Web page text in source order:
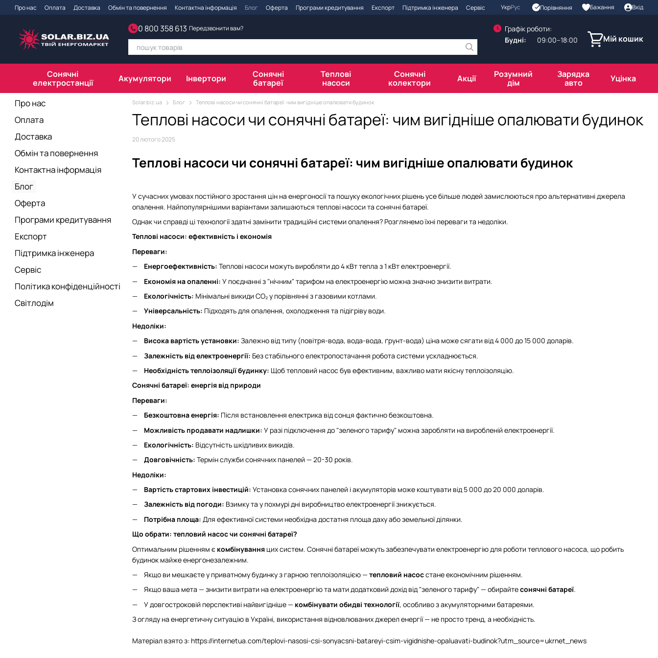
Перейти до основного контенту
Про нас Оплата Доставка Обмін та повернення Контактна інформація Блог Оферта Програми кредитування Експорт Підтримка інженера
Сервіс
Політика конфіденційності
Світлодім
УкрРус Порівняння Бажання Вхід
0 800 358 613 Передзвонити вам?
Графік роботи:
Будні:
09:00–18:00 Мій кошик
Сонячні
електростанції
Акумулятори Інвертори
Сонячні
батареї
Теплові
насоси
Сонячні
колектори
Акції
Розумний
дім
Зарядка
авто
Уцінка
Solar.biz.ua Блог Теплові насоси чи сонячні батареї: чим вигідніше опалювати будинок
Теплові насоси чи сонячні батареї: чим вигідніше опалювати будинок
20 лютого 2025
Теплові насоси чи сонячні батареї: чим вигідніше опалювати будинок
У сучасних умовах постійного зростання цін на енергоносії та пошуку екологічних рішень усе більше людей замислюються про альтернативні джерела
опалення. Найпопулярнішими варіантами залишаються теплові насоси та сонячні батареї.
Однак чи справді ці технології здатні замінити традиційні системи опалення? Розглянемо їхні переваги та недоліки.
Теплові насоси: ефективність і економія
Переваги:
Енергоефективність: Теплові насоси можуть виробляти до 4 кВт тепла з 1 кВт електроенергії.
Економія на опаленні: У поєднанні з "нічним" тарифом на електроенергію можна значно знизити витрати.
Екологічність: Мінімальні викиди CO₂ у порівнянні з газовими котлами.
Універсальність: Підходять для опалення, охолодження та підігріву води.
Недоліки:
Висока вартість установки: Залежно від типу (повітря-вода, вода-вода, ґрунт-вода) ціна може сягати від 4 000 до 15 000 доларів.
Залежність від електроенергії: Без стабільного електропостачання робота системи ускладнюється.
Необхідність теплоізоляції будинку: Щоб тепловий насос був ефективним, важливо мати якісну теплоізоляцію.
Сонячні батареї: енергія від природи
Переваги:
Безкоштовна енергія: Після встановлення електрика від сонця фактично безкоштовна.
Можливість продавати надлишки: У разі підключення до "зеленого тарифу" можна заробляти на виробленій електроенергії.
Екологічність: Відсутність шкідливих викидів.
Довговічність: Термін служби сонячних панелей — 20-30 років.
Недоліки:
Вартість стартових інвестицій: Установка сонячних панелей і акумуляторів може коштувати від 5 000 до 20 000 доларів.
Залежність від погоди: Взимку та у похмурі дні виробництво електроенергії знижується.
Потрібна площа: Для ефективної системи необхідна достатня площа даху або земельної ділянки.
Що обрати: тепловий насос чи сонячні батареї?
Оптимальним рішенням є комбінування цих систем. Сонячні батареї можуть забезпечувати електроенергію для роботи теплового насоса, що робить
будинок майже енергонезалежним.
Якщо ви мешкаєте у приватному будинку з гарною теплоізоляцією — тепловий насосстане економічним рішенням.
Якщо ваша мета — знизити витрати на електроенергію та мати додатковий дохід від "зеленого тарифу" — обирайтесонячні батареї.
У довгостроковій перспективі найвигідніше — комбінувати обидві технології, особливо з акумуляторними батареями.
З огляду на енергетичну ситуацію в Україні, використання відновлюваних джерел енергії — не просто тренд, а необхідність.
Матеріал взято з: https://internetua.com/teplovi-nasosi-csi-sonyacsni-batareyi-csim-vigidnishe-opaluavati-budinok?utm_source=ukrnet_news
Про нас
Оплата
Доставка
Обмін та повернення
Контактна інформація
Блог
Оферта
Програми кредитування
Експорт
Підтримка інженера
Сервіс
Політика конфіденційності
Світлодім